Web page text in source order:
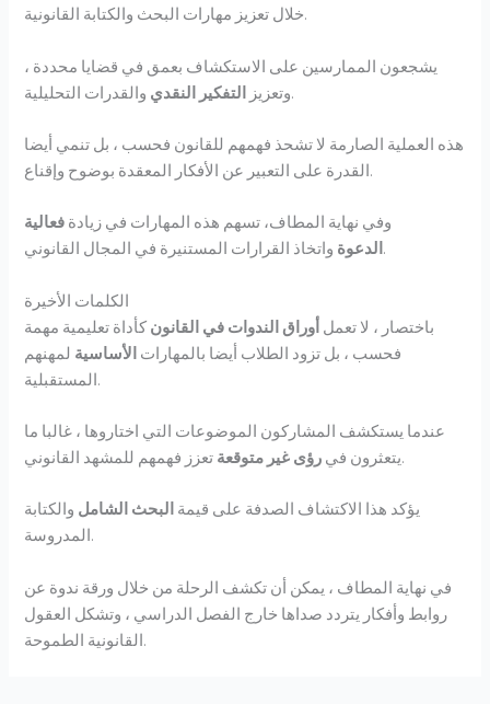
خلال تعزيز مهارات البحث والكتابة القانونية.
يشجعون الممارسين على الاستكشاف بعمق في قضايا محددة ،
وتعزيز التفكير النقدي والقدرات التحليلية.
هذه العملية الصارمة لا تشحذ فهمهم للقانون فحسب ، بل تنمي أيضا
القدرة على التعبير عن الأفكار المعقدة بوضوح وإقناع.
وفي نهاية المطاف، تسهم هذه المهارات في زيادة فعالية
الدعوة واتخاذ القرارات المستنيرة في المجال القانوني.
الكلمات الأخيرة
باختصار ، لا تعمل أوراق الندوات في القانون كأداة تعليمية مهمة
فحسب ، بل تزود الطلاب أيضا بالمهارات الأساسية لمهنهم
المستقبلية.
عندما يستكشف المشاركون الموضوعات التي اختاروها ، غالبا ما
يتعثرون في رؤى غير متوقعة تعزز فهمهم للمشهد القانوني.
يؤكد هذا الاكتشاف الصدفة على قيمة البحث الشامل والكتابة
المدروسة.
في نهاية المطاف ، يمكن أن تكشف الرحلة من خلال ورقة ندوة عن
روابط وأفكار يتردد صداها خارج الفصل الدراسي ، وتشكل العقول
القانونية الطموحة.